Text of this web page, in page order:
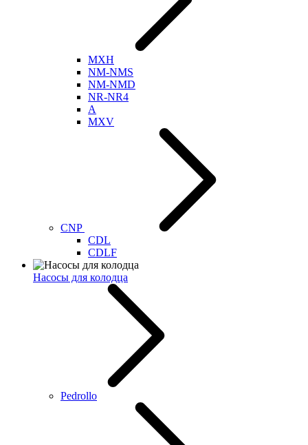
MXH
NM-NMS
NM-NMD
NR-NR4
A
MXV
CNP
CDL
CDLF
Насосы для колодца
Pedrollo